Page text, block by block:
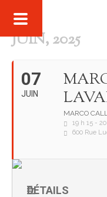
JUIN, 2025
07
JUIN
MARCO
19 h 15 -
600 Rue
DÉTAILS